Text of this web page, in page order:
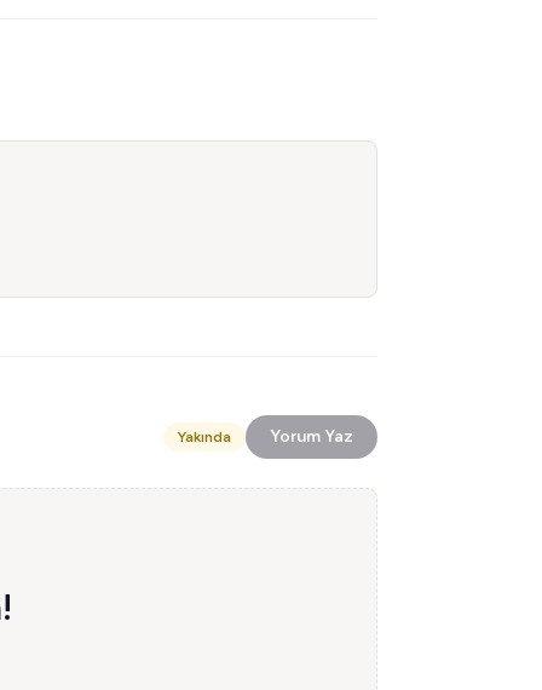
Yakında Yorum Yaz